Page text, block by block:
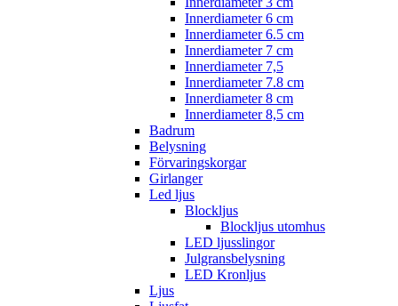
Innerdiameter 6 cm
Innerdiameter 6.5 cm
Innerdiameter 7 cm
Innerdiameter 7,5
Innerdiameter 7.8 cm
Innerdiameter 8 cm
Innerdiameter 8,5 cm
Badrum
Belysning
Förvaringskorgar
Girlanger
Led ljus
Blockljus
Blockljus utomhus
LED ljusslingor
Julgransbelysning
LED Kronljus
Ljus